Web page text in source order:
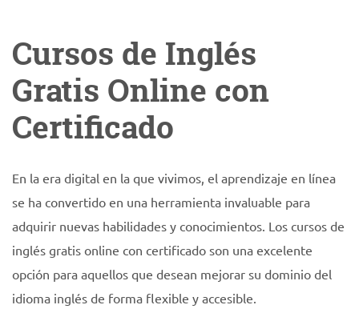
Cursos de Inglés
Gratis Online con
Certificado
En la era digital en la que vivimos, el aprendizaje en línea
se ha convertido en una herramienta invaluable para
adquirir nuevas habilidades y conocimientos. Los cursos de
inglés gratis online con certificado son una excelente
opción para aquellos que desean mejorar su dominio del
idioma inglés de forma flexible y accesible.